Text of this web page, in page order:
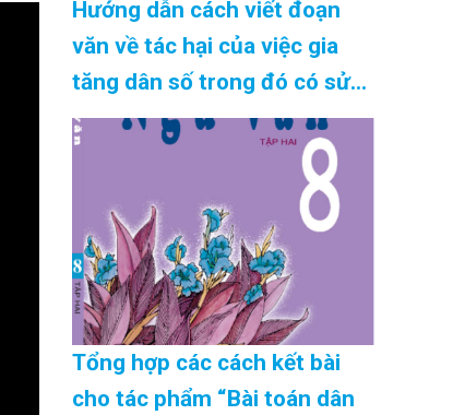
Hướng dẫn cách viết đoạn
văn về tác hại của việc gia
tăng dân số trong đó có sử
dụng câu cảm thán, phép nối
chính xác nhất Cập Nhật
Tổng hợp các cách kết bài
cho tác phẩm “Bài toán dân